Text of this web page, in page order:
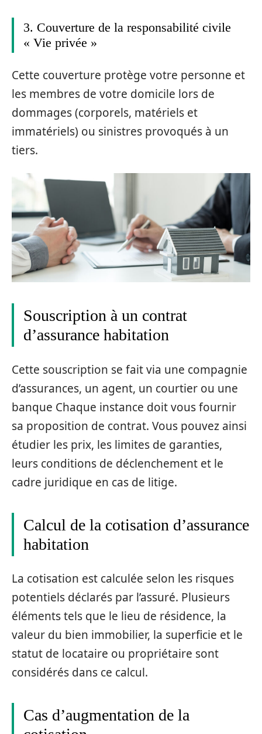
3. Couverture de la responsabilité civile
« Vie privée »
Cette couverture protège votre personne et
les membres de votre domicile lors de
dommages (corporels, matériels et
immatériels) ou sinistres provoqués à un
tiers.
Souscription à un contrat
d’assurance habitation
Cette souscription se fait via une compagnie
d’assurances, un agent, un courtier ou une
banque Chaque instance doit vous fournir
sa proposition de contrat. Vous pouvez ainsi
étudier les prix, les limites de garanties,
leurs conditions de déclenchement et le
cadre juridique en cas de litige.
Calcul de la cotisation d’assurance
habitation
La cotisation est calculée selon les risques
potentiels déclarés par l’assuré. Plusieurs
éléments tels que le lieu de résidence, la
valeur du bien immobilier, la superficie et le
statut de locataire ou propriétaire sont
considérés dans ce calcul.
Cas d’augmentation de la